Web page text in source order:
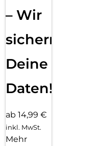
– Wir
sichern
Deine
Daten!
ab 14,99 €
inkl. MwSt.
Mehr